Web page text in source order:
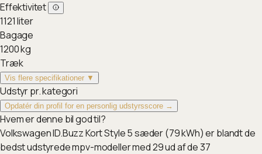
Effektivitet
1121liter
Bagage
1200kg
Træk
Vis flere specifikationer ▼
Udstyr pr. kategori
Opdatér din profil for en personlig udstyrsscore →
Hvem er denne bil god til?
Volkswagen ID.Buzz Kort Style 5 sæder (79 kWh) er blandt de
bedst udstyrede mpv-modeller med 29 ud af de 37